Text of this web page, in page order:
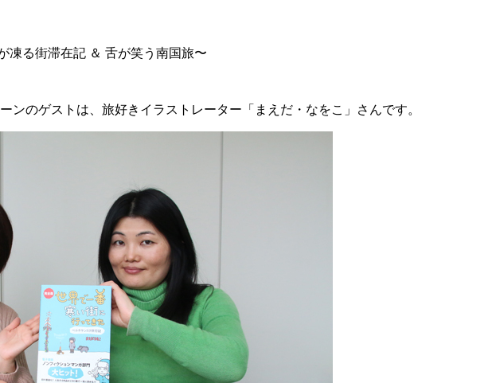
凍る街滞在記 ＆ 舌が笑う南国旅〜
のゲストは、旅好きイラストレーター「まえだ・なをこ」さんです。